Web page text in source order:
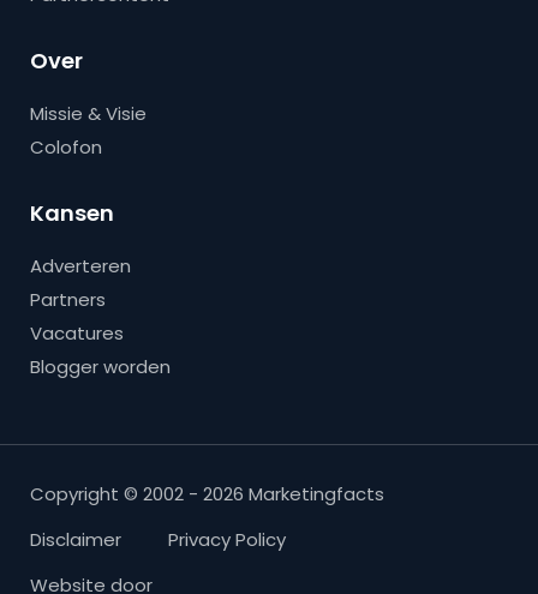
Over
Missie & Visie
Colofon
Kansen
Adverteren
Partners
Vacatures
Blogger worden
Copyright © 2002 - 2026 Marketingfacts
Disclaimer
Privacy Policy
Website door